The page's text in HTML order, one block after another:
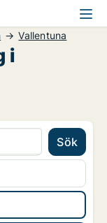
Vallentuna
i
Sök